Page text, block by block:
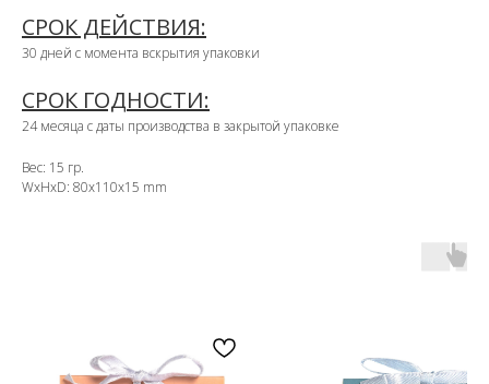
СРОК ДЕЙСТВИЯ:
30 дней с момента вскрытия упаковки
СРОК ГОДНОСТИ:
24 месяца с даты производства в закрытой упаковке
Вес: 15 гр.
WxHxD: 80x110x15 mmOZON